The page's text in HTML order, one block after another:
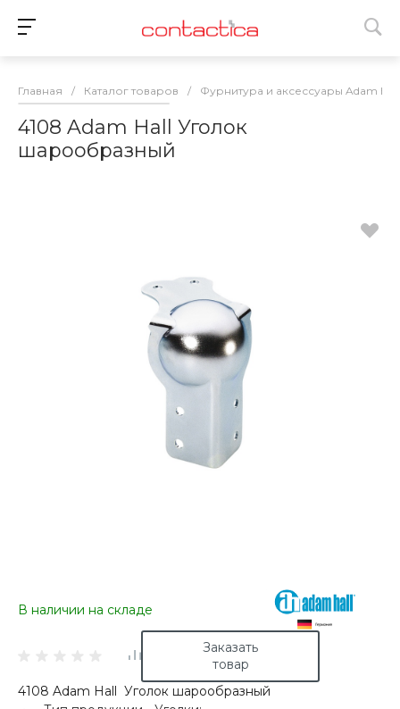
Главная / Каталог товаров / Фурнитура и аксессуары Adam Hall
4108 Adam Hall Уголок
шарообразный
В наличии на складе
Заказать
товар
4108 Adam Hall Уголок шарообразный